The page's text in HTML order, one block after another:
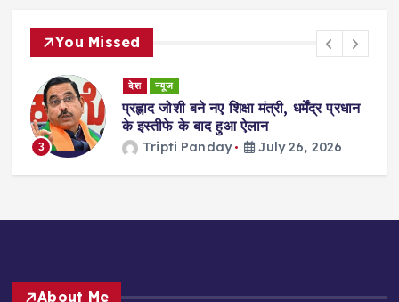
You Missed
3
देश न्यूज
प्रह्लाद जोशी बने नए शिक्षा मंत्री, धर्मेंद्र प्रधान
के इस्तीफे के बाद हुआ ऐलान
Tripti Panday July 26, 2026
About Me